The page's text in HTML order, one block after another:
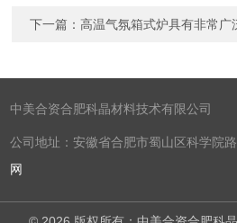
下一篇：高温气氛箱式炉具有非常广
中美合资合肥科晶材料技术有限公司
公司地址：安徽省合肥市蜀山区科学院
网